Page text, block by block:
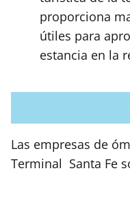
proporciona
útiles para
estancia en la
Las empresas de
Terminal Santa Fe